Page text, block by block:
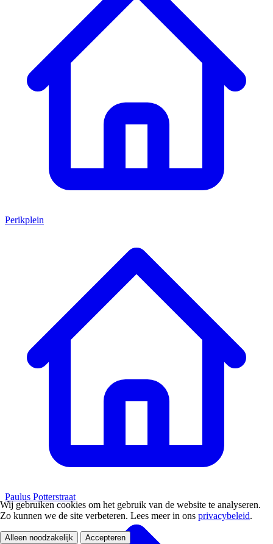
Perikplein
Paulus Potterstraat
Wij gebruiken cookies om het gebruik van de website te analyseren.
Zo kunnen we de site verbeteren. Lees meer in ons privacybeleid.
Alleen noodzakelijk Accepteren